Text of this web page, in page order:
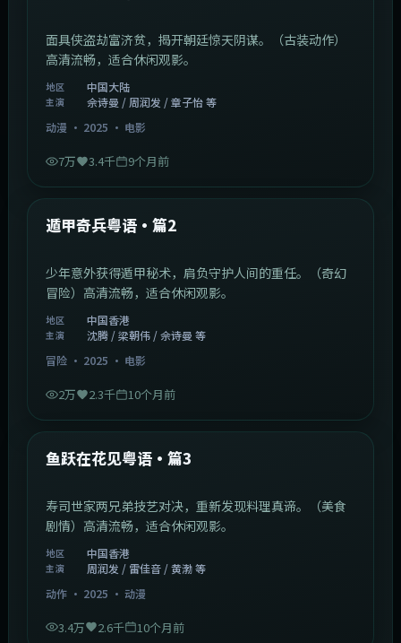
面具侠盗劫富济贫，揭开朝廷惊天阴谋。（古装动作）
高清流畅，适合休闲观影。
地区 中国大陆
主演
佘诗曼 / 周润发 / 章子怡 等
动漫 · 2025 · 电影
7万 3.4千 9个月前
最新
遁甲奇兵粤语·篇2
少年意外获得遁甲秘术，肩负守护人间的重任。（奇幻
冒险）高清流畅，适合休闲观影。
地区 中国香港
主演
沈腾 / 梁朝伟 / 佘诗曼 等
冒险· 2025 · 电影
2万 2.3千 10个月前
最新
鱼跃在花见粤语·篇3
寿司世家两兄弟技艺对决，重新发现料理真谛。（美食
剧情）高清流畅，适合休闲观影。
地区 中国香港
主演
周润发 / 雷佳音 / 黄渤 等
动作· 2025 · 动漫
3.4万 2.6千 10个月前